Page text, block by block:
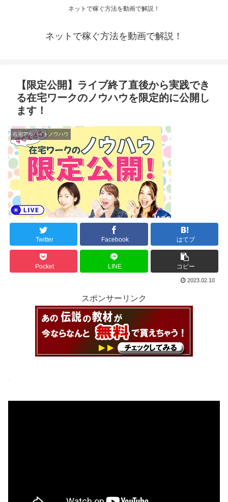
ネットで稼ぐ方法を動画で解説！
ネットで稼ぐ方法を動画で解説！
【限定公開】ライブ終了直後から実践でき
る在宅ワークのノウハウを限定的に公開し
ます！
在宅アルバイトノウハウ
Twitter Facebook はてブ
Pocket LINE コピー
2023.02.10
スポンサーリンク